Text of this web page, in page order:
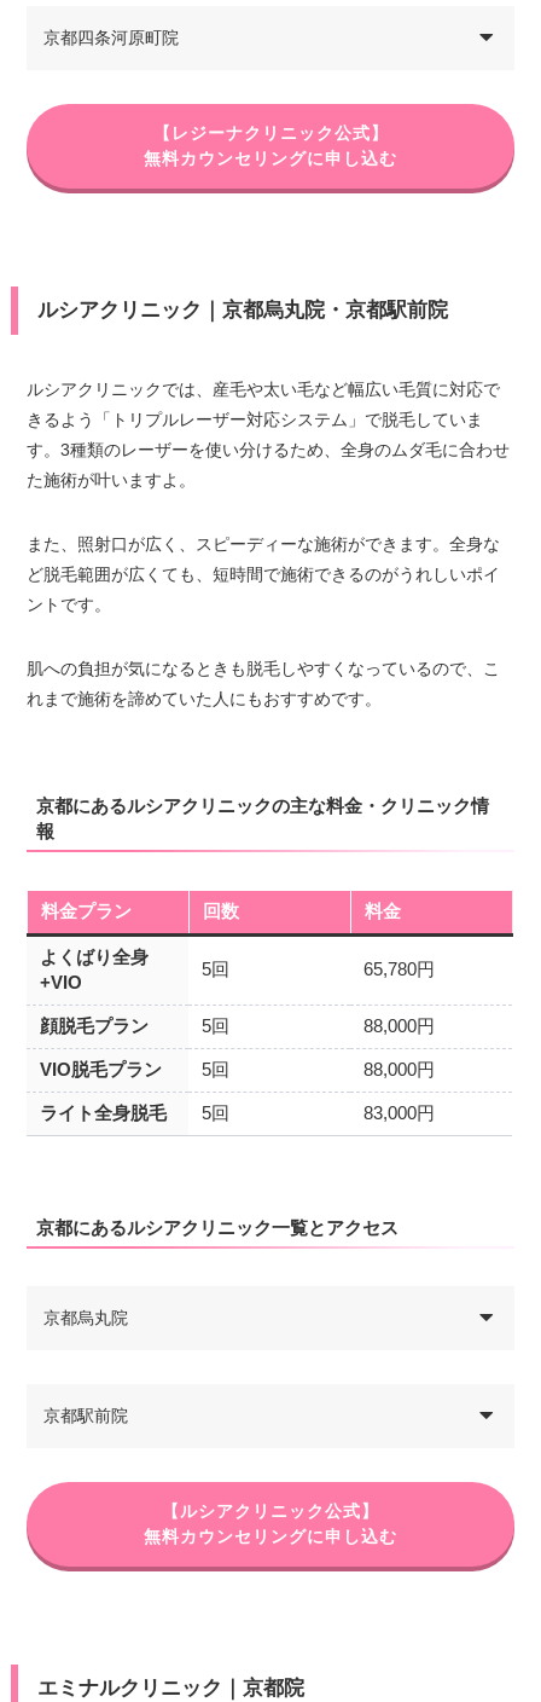
京都四条河原町院
【レジーナクリニック公式】
無料カウンセリングに申し込む
ルシアクリニック｜京都烏丸院・京都駅前院
ルシアクリニックでは、産毛や太い毛など幅広い毛質に対応で
きるよう「トリプルレーザー対応システム」で脱毛していま
す。3種類のレーザーを使い分けるため、全身のムダ毛に合わせ
た施術が叶いますよ。
また、照射口が広く、スピーディーな施術ができます。全身な
ど脱毛範囲が広くても、短時間で施術できるのがうれしいポイ
ントです。
肌への負担が気になるときも脱毛しやすくなっているので、こ
れまで施術を諦めていた人にもおすすめです。
京都にあるルシアクリニックの主な料金・クリニック情
報
料金プラン 回数 料金
よくばり全身
+VIO
5回 65,780円
顔脱毛プラン 5回 88,000円
VIO脱毛プラン 5回 88,000円
ライト全身脱毛 5回 83,000円
京都にあるルシアクリニック一覧とアクセス
京都烏丸院
京都駅前院
【ルシアクリニック公式】
無料カウンセリングに申し込む
エミナルクリニック｜京都院